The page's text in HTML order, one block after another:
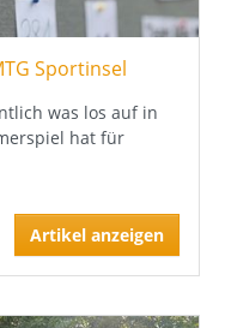
Sportinsel
was los auf in
hat für
Artikel anzeigen